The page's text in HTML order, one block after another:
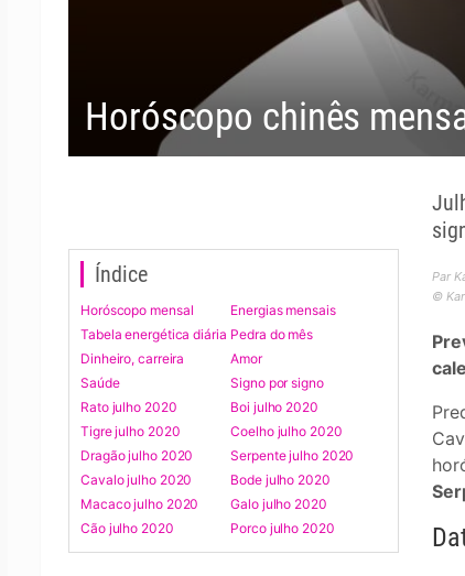
Horóscopo chinês
Índice
Horóscopo mensal
Energias mensais
Tabela energética diária Pedra do mês
Dinheiro, carreira
Amor
Saúde
Signo por signo
Rato julho 2020
Boi julho 2020
Tigre julho 2020
Coelho julho 2020
Dragão julho 2020
Serpente julho 2020
Cavalo julho 2020
Bode julho 2020
Macaco julho 2020
Galo julho 2020
Cão julho 2020
Porco julho 2020
Par
©